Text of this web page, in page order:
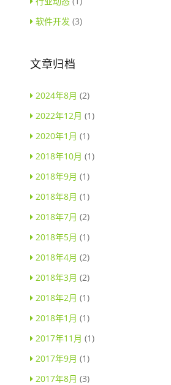
软件开发 (3)
文章归档
2024年8月 (2)
2022年12月 (1)
2020年1月 (1)
2018年10月 (1)
2018年9月 (1)
2018年8月 (1)
2018年7月 (2)
2018年5月 (1)
2018年4月 (2)
2018年3月 (2)
2018年2月 (1)
2018年1月 (1)
2017年11月 (1)
2017年9月 (1)
2017年8月 (3)